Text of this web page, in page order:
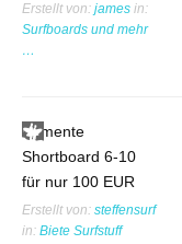
Erstellt von: james in:
Surfboards und mehr
…
Semente
Shortboard 6-10
für nur 100 EUR
Erstellt von: steffensurf
in: Biete Surfstuff